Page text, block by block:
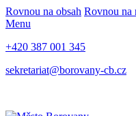
Rovnou na obsah Rovnou na
Menu
+420 387 001 345
sekretariat@borovany-cb.cz